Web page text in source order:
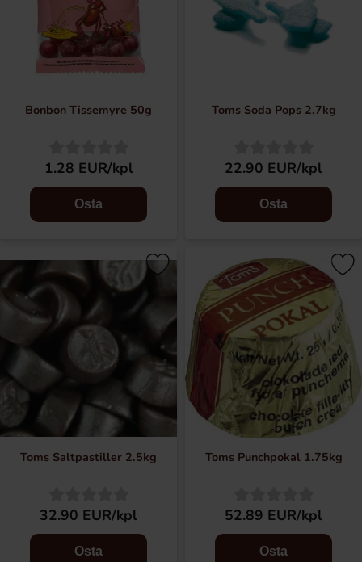
Bonbon Tissemyre 50g
1.28 EUR/kpl
Osta
Toms Soda Pops 2.7kg
22.90 EUR/kpl
Osta
Toms Saltpastiller 2.5kg
32.90 EUR/kpl
Osta
Toms Punchpokal 1.75kg
52.89 EUR/kpl
Osta